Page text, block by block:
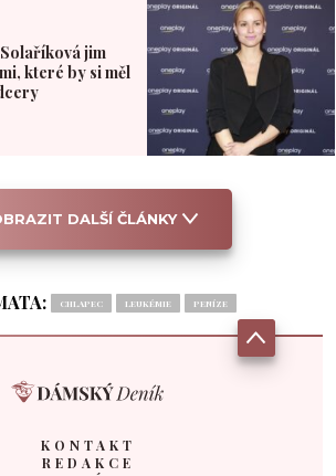
jim
které by si měl
DALŠÍ ČLÁNKY
CHLAPEC LEUKÉMIE PENÍZE
KONTAKT
REDAKCE